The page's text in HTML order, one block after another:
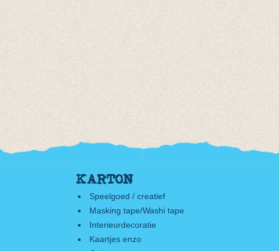
KARTON
Speelgoed / creatief
Masking tape/Washi tape
Interieurdecoratie
Kaartjes enzo